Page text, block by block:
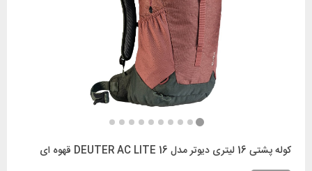
کوله پشتی 16 لیتری دیوتر مدل DEUTER AC LITE 16 قهوه ای